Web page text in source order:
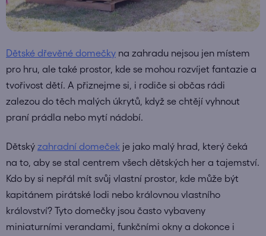
Dětské dřevěné domečky na zahradu nejsou jen místem
pro hru, ale také prostor, kde se mohou rozvíjet fantazie a
tvořivost dětí. A přiznejme si, i rodiče si občas rádi
zalezou do těch malých úkrytů, když se chtějí vyhnout
praní prádla nebo mytí nádobí.
Dětský zahradní domeček je jako malý hrad, který čeká
na to, aby se stal centrem všech dětských her a tajemství.
Kdo by si nepřál mít svůj vlastní prostor, kde může být
kapitánem pirátské lodi nebo královnou vlastního
království? Tyto domečky jsou často vybaveny
miniaturními verandami, funkčními okny a dokonce i